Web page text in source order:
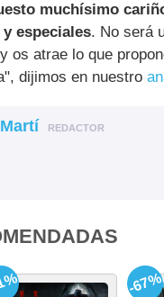
muchísimo
especiales. No será
os atrae lo que
dijimos en nuestro
REDACTOR
-67%